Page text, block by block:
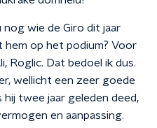
wie de Giro dit jaar
op het podium? Voor
Roglic. Dat bedoel ik dus.
wellicht een zeer goede
hij twee jaar geleden deed,
en aanpassing.